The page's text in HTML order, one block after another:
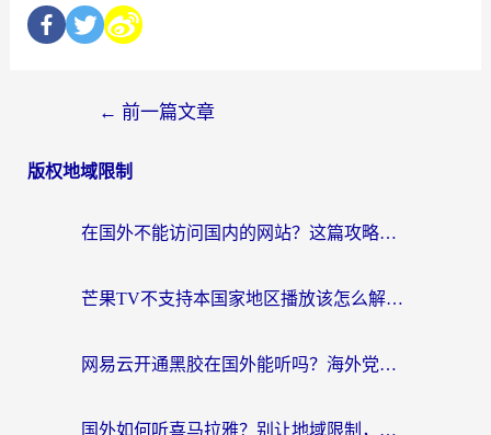
← 前一篇文章
版权地域限制
在国外不能访问国内的网站？这篇攻略帮你无缝连接家乡资源
芒果TV不支持本国家地区播放该怎么解决？海外党追剧看片的终极指南
网易云开通黑胶在国外能听吗？海外党亲测有效的回国听音乐方案
国外如何听喜马拉雅？别让地域限制，断了你的中文声音陪伴